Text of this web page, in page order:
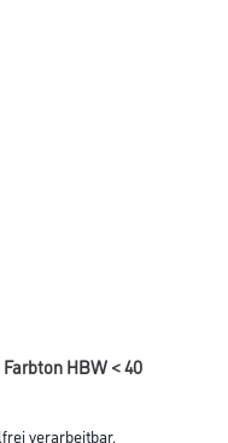
Farbton HBW < 40
verarbeitbar.